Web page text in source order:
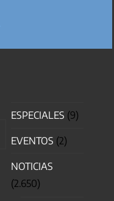
ESPECIALES (9)
EVENTOS (2)
NOTICIAS
(2.650)